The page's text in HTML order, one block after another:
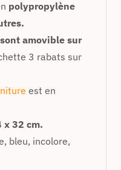
polypropylène
amovible sur
3 rabats sur
est en
x 32 cm.
bleu, incolore,